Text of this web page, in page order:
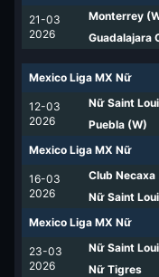
21-03
2026
Monterrey
Guadalajara
Mexico Liga MX Nữ
12-03
2026
Nữ Saint
Puebla (W)
Mexico Liga MX Nữ
16-03
2026
Club Necaxa
Nữ Saint
Mexico Liga MX Nữ
23-03
2026
Nữ Saint
Nữ Tigres